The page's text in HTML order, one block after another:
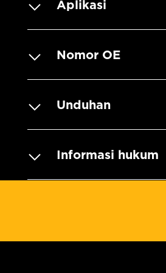
Aplikasi
Nomor OE
Unduhan
Informasi hukum